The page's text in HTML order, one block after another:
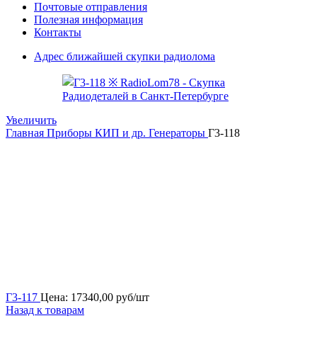
Почтовые отправления
Полезная информация
Контакты
Адрес ближайшей скупки радиолома
Увеличить
Главная Приборы КИП и др. Генераторы Г3-118
Г3-117 Цена: 17340,00 руб/шт
Назад к товарам